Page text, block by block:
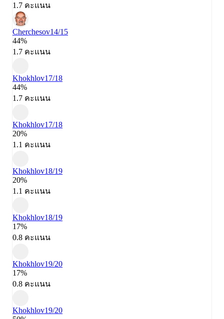
1.7 คะแนน
Cherchesov14/15
44%
1.7 คะแนน
Khokhlov17/18
44%
1.7 คะแนน
Khokhlov17/18
20%
1.1 คะแนน
Khokhlov18/19
20%
1.1 คะแนน
Khokhlov18/19
17%
0.8 คะแนน
Khokhlov19/20
17%
0.8 คะแนน
Khokhlov19/20